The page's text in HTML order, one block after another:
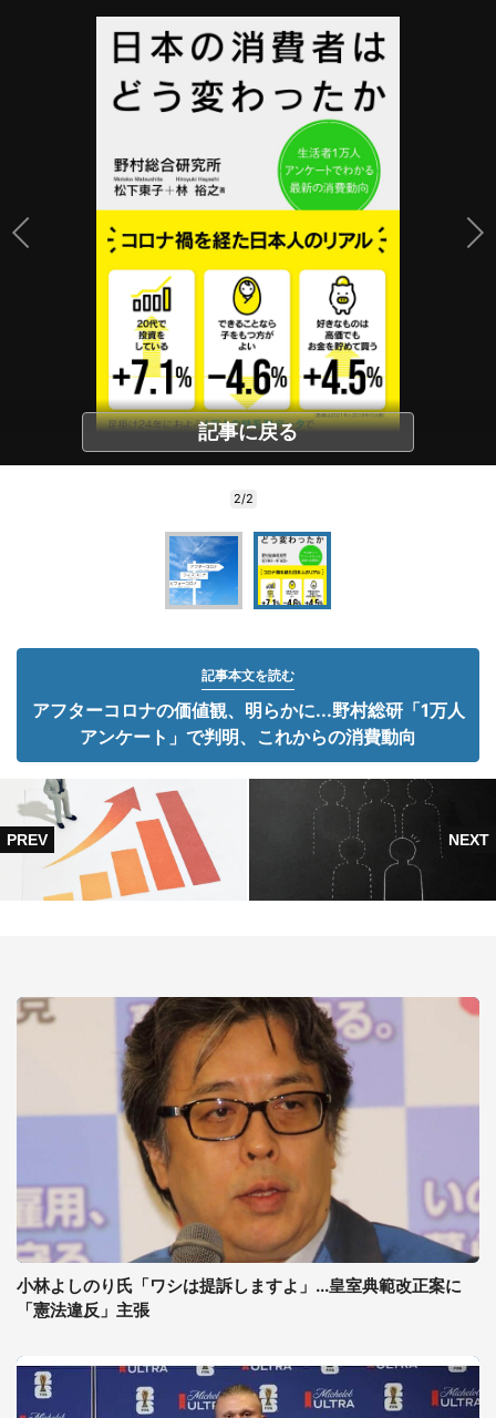
記事に戻る
2/2
記事本文を読む
アフターコロナの価値観、明らかに...野村総研「1万人
アンケート」で判明、これからの消費動向
小林よしのり氏「ワシは提訴しますよ」...皇室典範改正案に
「憲法違反」主張